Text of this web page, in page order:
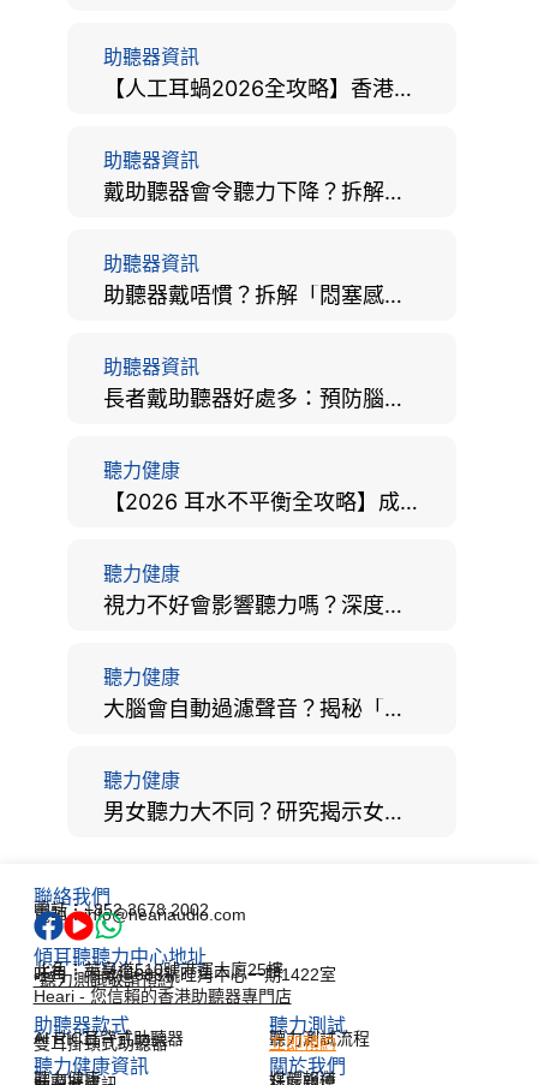
助聽器資訊
【人工耳蝸2026全攻略】香港手術費用、原理與副作用評估！
助聽器資訊
戴助聽器會令聽力下降？拆解越戴越聾迷思與聽覺剝奪真相
助聽器資訊
助聽器戴唔慣？拆解「悶塞感」成因、堵耳效應與 4 週適應期全攻略
助聽器資訊
長者戴助聽器好處多：預防腦退化、9大誤區破解及家屬陪伴全手冊
聽力健康
【2026 耳水不平衡全攻略】成因、病徵、治療及改善方法
聽力健康
視力不好會影響聽力嗎？深度拆解大腦「眼耳並用」的科學秘密
聽力健康
大腦會自動過濾聲音？揭秘「聽覺注意」機制與聽力健康的深層關係
聽力健康
男女聽力大不同？研究揭示女性聽覺更靈敏！為何男性更易聽力損失？
聯絡我們
電話：+852 3678 2002
電郵：info@heariaudio.com
傾耳聽聽力中心地址
北角：英皇道510號港運大廈25樓
旺角：彌敦道688號旺角中心一期1422室
*聽力測試敬請預約